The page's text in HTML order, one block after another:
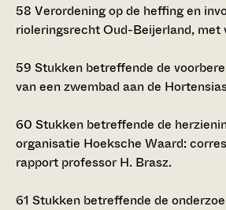
58 Verordening op de heffing en
rioleringsrecht Oud-Beijerland, met
59 Stukken betreffende de
van een zwembad aan de
60 Stukken betreffende de
organisatie Hoeksche Waard:
rapport professor H. Brasz.
61 Stukken betreffende de